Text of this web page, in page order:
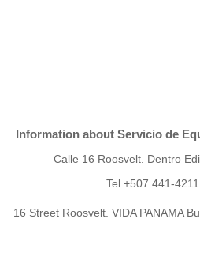
Information about Servicio de
Calle 16 Roosvelt. Dentro
Tel.+507 441-
16 Street Roosvelt. VIDA PANAMA